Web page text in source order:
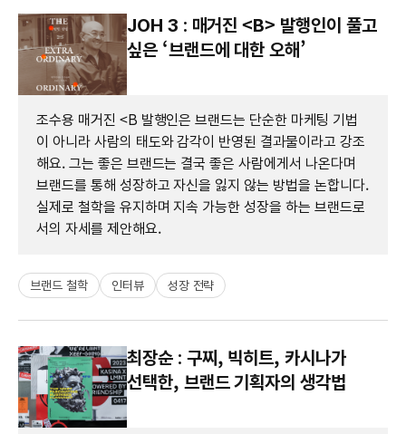
JOH 3 : 매거진 <B> 발행인이 풀고
싶은 ‘브랜드에 대한 오해​’
조수용 매거진 <B 발행인은 브랜드는 단순한 마케팅 기법
이 아니라 사람의 태도와 감각이 반영된 결과물이라고 강조
해요. 그는 좋은 브랜드는 결국 좋은 사람에게서 나온다며
브랜드를 통해 성장하고 자신을 잃지 않는 방법을 논합니다.
실제로 철학을 유지하며 지속 가능한 성장을 하는 브랜드로
서의 자세를 제안해요.
브랜드 철학 인터뷰 성장 전략
최장순 : 구찌, 빅히트, 카시나가
선택한, 브랜드 기획자의 생각법